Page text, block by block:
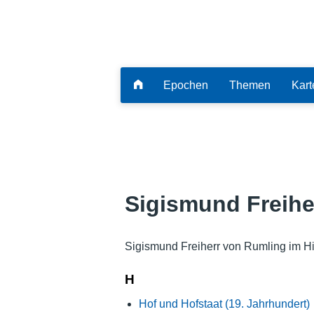
Epochen Themen
Sigismund
Sigismund Freiherr von Rumling im
H
Hof und Hofstaat (19. Jahrhundert)